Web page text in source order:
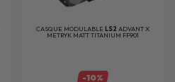
CASQUE MODULABLELS2 ADVANT X
METRYK MATT TITANIUM FF901
-10%